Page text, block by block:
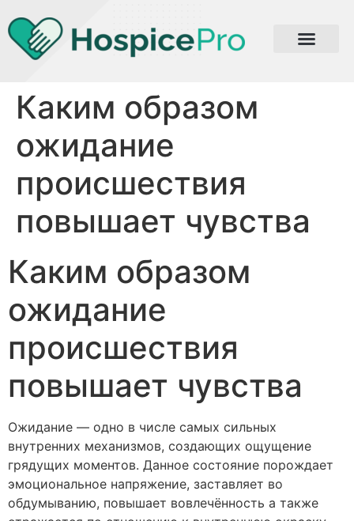
Каким образом
ожидание
происшествия
повышает чувства
Каким образом
ожидание
происшествия
повышает чувства
Ожидание — одно в числе самых сильных
внутренних механизмов, создающих ощущение
грядущих моментов. Данное состояние порождает
эмоциональное напряжение, заставляет во
обдумыванию, повышает вовлечённость а также